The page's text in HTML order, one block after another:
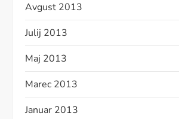
Avgust 2013
Julij 2013
Maj 2013
Marec 2013
Januar 2013